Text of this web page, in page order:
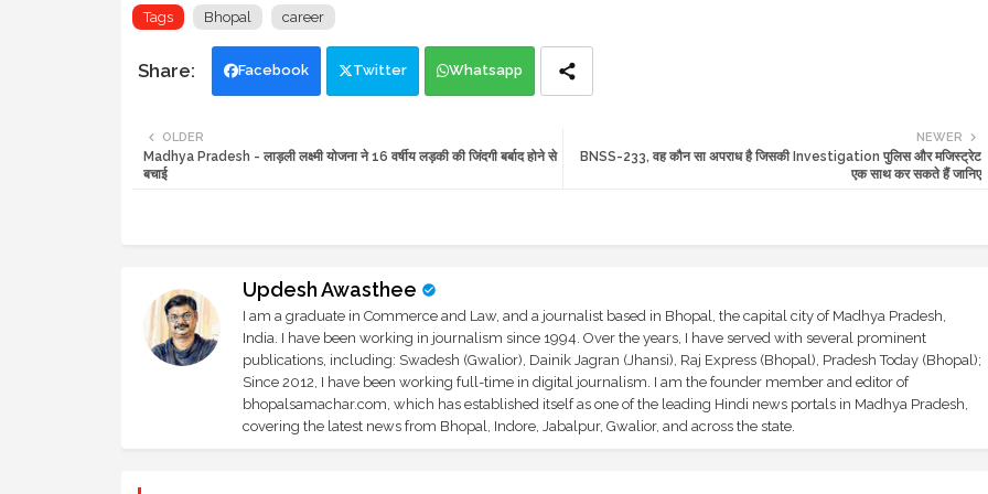
Tags Bhopal career
Facebook Twitter Whatsapp
NEWER
BNSS-233, वह कौन सा अपराध है जिसकी Investigation पुलिस और मजिस्ट्रेट
एक साथ कर सकते हैं जानिए
OLDER
Madhya Pradesh - लाड़ली लक्ष्मी योजना ने 16 वर्षीय लड़की की जिंदगी बर्बाद होने से
बचाई
Updesh Awasthee
I am a graduate in Commerce and Law, and a journalist based in Bhopal, the capital city of Madhya Pradesh,
India. I have been working in journalism since 1994. Over the years, I have served with several prominent
publications, including: Swadesh (Gwalior), Dainik Jagran (Jhansi), Raj Express (Bhopal), Pradesh Today (Bhopal);
Since 2012, I have been working full-time in digital journalism. I am the founder member and editor of
bhopalsamachar.com, which has established itself as one of the leading Hindi news portals in Madhya Pradesh,
covering the latest news from Bhopal, Indore, Jabalpur, Gwalior, and across the state.